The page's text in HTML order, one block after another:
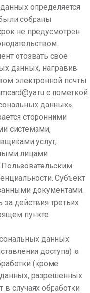
определяется
собраны
не предусмотрен
отозвать свое
данных, направив
электронной почты
с пометкой
данных».
сторонними
системами,
услуг,
лицами
Пользовательским
Субъект
документами.
за действия третьих
пункте
данных
доступа), а
(кроме
данных, разрешенных
в случаях обработки